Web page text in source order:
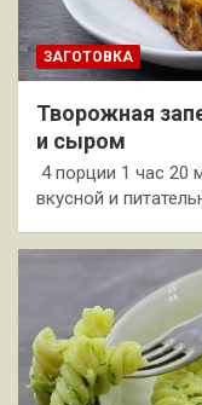
ЗАГОТОВКА
Творожная
и сыром
4 порции 1 час
вкусной и